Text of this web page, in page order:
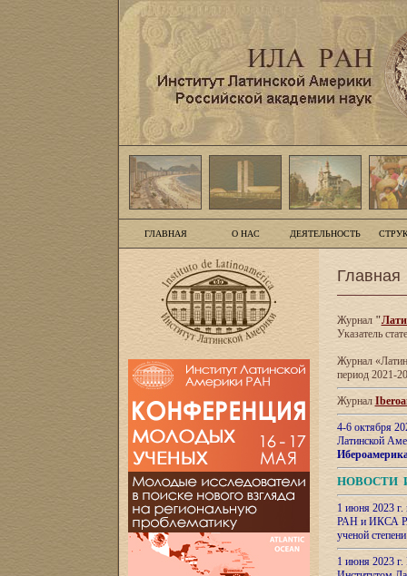
ГЛАВНАЯ О НАС ДЕЯТЕЛЬНОСТЬ
Главная
Журнал"
Указатель
Журнал
период 2021-
Журнал
4-6 октября
Латинской
НОВОСТИ
1 июня 2023
РАН и ИКСА
ученой
1 июня 2023